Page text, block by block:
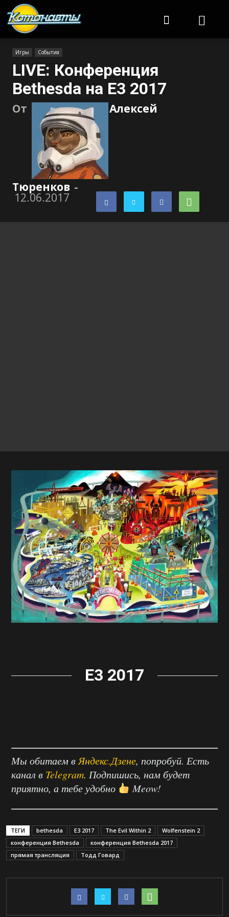
Игры События
LIVE: Конференция
Bethesda на E3 2017
От Алексей
Тюренков -
12.06.2017
E3 2017
Мы обитаем в Яндекс.Дзене, попробуй. Есть
канал в Telegram. Подпишись, нам будет
приятно, а тебе удобно
Meow!
ТЕГИ bethesda E3 2017 The Evil Within 2
Wolfenstein 2
конференция Bethesda
конференция Bethesda 2017
прямая трансляция
Тодд Говард